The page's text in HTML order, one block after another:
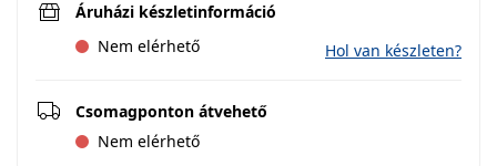
Áruházi készletinformáció
Nem elérhető
Hol van készleten?
Csomagponton átvehető
Nem elérhető